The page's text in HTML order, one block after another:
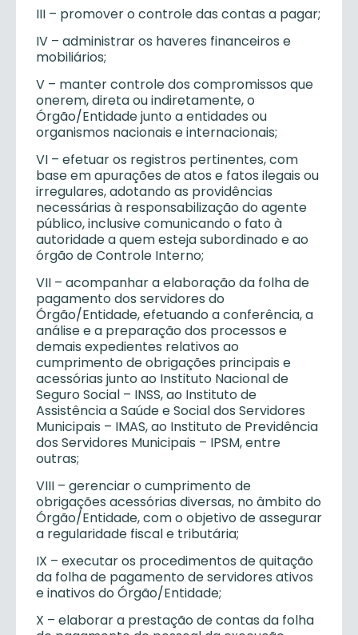
III – promover o controle das contas a pagar;
IV – administrar os haveres financeiros e
mobiliários;
V – manter controle dos compromissos que
onerem, direta ou indiretamente, o
Órgão/Entidade junto a entidades ou
organismos nacionais e internacionais;
VI – efetuar os registros pertinentes, com
base em apurações de atos e fatos ilegais ou
irregulares, adotando as providências
necessárias à responsabilização do agente
público, inclusive comunicando o fato à
autoridade a quem esteja subordinado e ao
órgão de Controle Interno;
VII – acompanhar a elaboração da folha de
pagamento dos servidores do
Órgão/Entidade, efetuando a conferência, a
análise e a preparação dos processos e
demais expedientes relativos ao
cumprimento de obrigações principais e
acessórias junto ao Instituto Nacional de
Seguro Social – INSS, ao Instituto de
Assistência a Saúde e Social dos Servidores
Municipais – IMAS, ao Instituto de Previdência
dos Servidores Municipais – IPSM, entre
outras;
VIII – gerenciar o cumprimento de
obrigações acessórias diversas, no âmbito do
Órgão/Entidade, com o objetivo de assegurar
a regularidade fiscal e tributária;
IX – executar os procedimentos de quitação
da folha de pagamento de servidores ativos
e inativos do Órgão/Entidade;
X – elaborar a prestação de contas da folha